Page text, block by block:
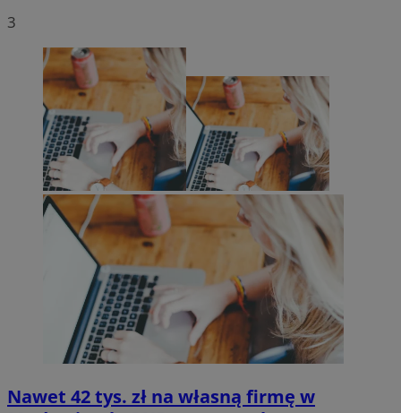
3
Nawet 42 tys. zł na własną firmę w